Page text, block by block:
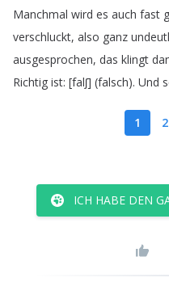
Manchmal wird es auch fast
verschluckt, also ganz
ausgesprochen, das klingt
Richtig ist: [falʃ] (falsch). Und
1 2
ICH HABE DEN